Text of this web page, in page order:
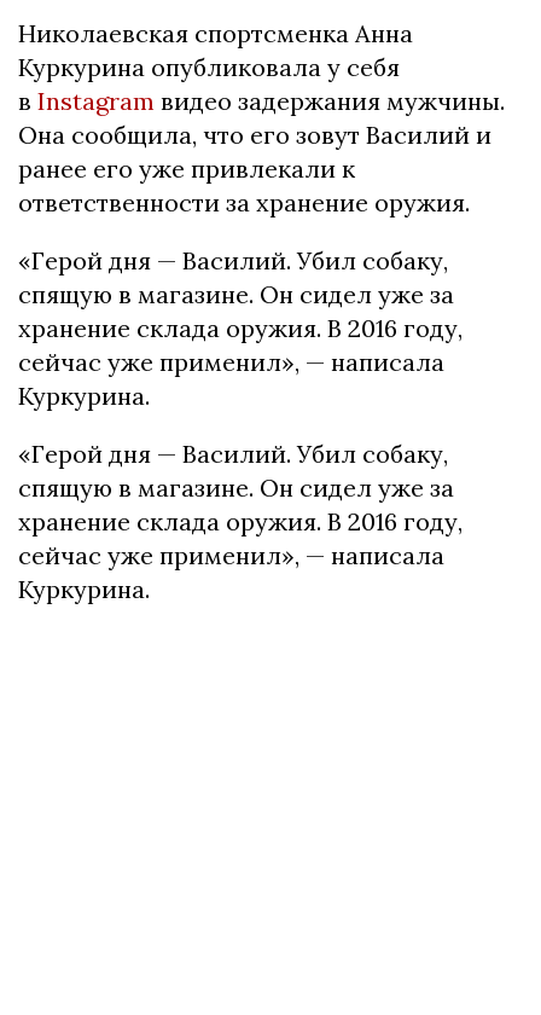
Николаевская спортсменка Анна
Куркурина опубликовала у себя
в Instagram видео задержания мужчины.
Она сообщила, что его зовут Василий и
ранее его уже привлекали к
ответственности за хранение оружия.
«Герой дня — Василий. Убил собаку,
спящую в магазине. Он сидел уже за
хранение склада оружия. В 2016 году,
сейчас уже применил», — написала
Куркурина.
«Герой дня — Василий. Убил собаку,
спящую в магазине. Он сидел уже за
хранение склада оружия. В 2016 году,
сейчас уже применил», — написала
Куркурина.